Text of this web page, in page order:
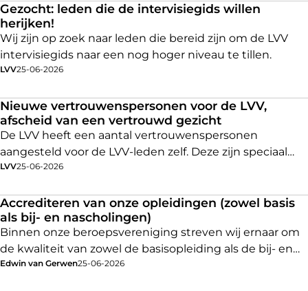
nog beter moet door onder andere het wettelijk
regelen van toezicht en handhaving op de
verplichtingen van de wet.
thema’s Signalering & Preventie, Kwaliteit &
Professionalisering, Diversiteit, Gelijkheid & Inclusie,
Wet- & regelgeving en Ondernemerschap & Innovatie.
Gezocht: leden die de intervisiegids willen
herijken!
Wij zijn op zoek naar leden die bereid zijn om de LVV
intervisiegids naar een nog hoger niveau te tillen.
LVV25-06-2026
Nieuwe vertrouwenspersonen voor de LVV,
afscheid van een vertrouwd gezicht
De LVV heeft een aantal vertrouwenspersonen
aangesteld voor de LVV-leden zelf. Deze zijn speciaal
aangesteld om een luisterend oor te bieden en om
Binnen het team hebben een aantal wijzigingen
plaatsgevonden.
LVV25-06-2026
Accrediteren van onze opleidingen (zowel basis
als bij- en nascholingen)
Binnen onze beroepsvereniging streven wij ernaar om
de kwaliteit van zowel de basisopleiding als de bij- en
nascholingsopleidingen te waarborgen en te
Edwin van Gerwen25-06-2026